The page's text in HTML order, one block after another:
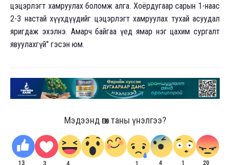
цэцэрлэгт хамруулах боломж алга. Хоёрдугаар сарын 1-наас
2-3 настай хүүхдүүдийг цэцэрлэгт хамруулах тухай асуудал
яригдаж эхэлнэ. Амарч байгаа үед ямар нэг цахим сургалт
явуулахгүй" гэсэн юм.
Мэдээнд өгөх таны үнэлгээ?
13 4 1 4 1 20